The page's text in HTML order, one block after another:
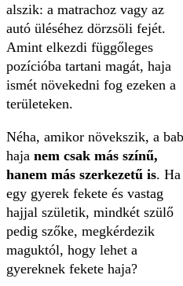
alszik: a matrachoz vagy az
autó üléséhez dörzsöli fejét.
Amint elkezdi függőleges
pozícióba tartani magát, haja
ismét növekedni fog ezeken a
területeken.
Néha, amikor növekszik, a
haja nem csak más színű,
hanem más szerkezetű is. Ha
egy gyerek fekete és vastag
hajjal születik, mindkét szülő
pedig szőke, megkérdezik
maguktól, hogy lehet a
gyereknek fekete haja?